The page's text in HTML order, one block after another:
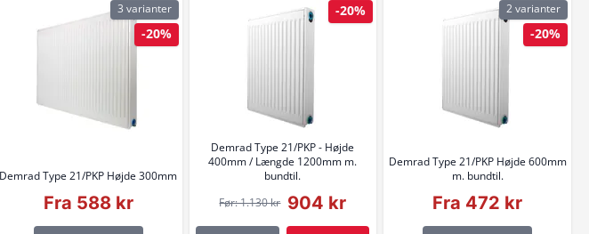
Demrad Type 21/PKP Højde 300mm
Fra 588 kr
3 varianter
-20%
Demrad Type 21/PKP - Højde
400mm / Længde 1200mm m.
bundtil.
Før: 1.130 kr 904 kr
-20%
Demrad Type 21/PKP Højde 600mm
m. bundtil.
Fra 472 kr
2 varianter
-20%